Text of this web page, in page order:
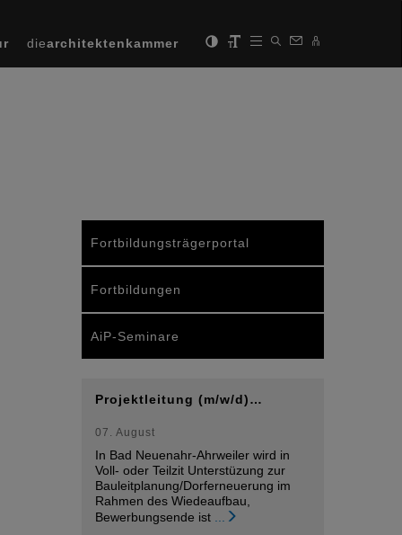
diearchitektenkammer
Fortbildungsträgerportal
Fortbildungen
AiP-Seminare
Projektleitung (m/w/d)…
07. August
In Bad Neuenahr-Ahrweiler wird in
Voll- oder Teilzit Unterstüzung zur
Bauleitplanung/Dorferneuerung im
Rahmen des Wiedeaufbau,
Bewerbungsende ist